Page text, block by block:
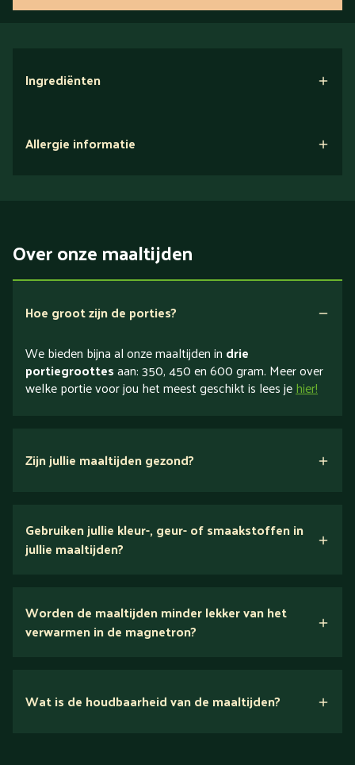
Ingrediënten
Allergie informatie
Over onze maaltijden
Hoe groot zijn de porties?
We bieden bijna al onze maaltijden in drie
portiegroottesaan: 350, 450 en 600 gram. Meer over
welke portie voor jou het meest geschikt is lees jehier!
Zijn jullie maaltijden gezond?
voedingsexperts
Gebruiken jullie kleur-, geur- of smaakstoffen in
jullie maaltijden?
Worden de maaltijden minder lekker van het
verwarmen in de magnetron?
Wat is de houdbaarheid van de maaltijden?